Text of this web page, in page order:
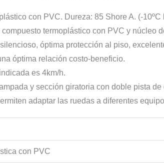
con PVC. Dureza: 85 Shore A. (-10ºC
termoplástico con PVC y núcleo
óptima protección al piso,
óptima relación costo-beneficio.
es 4km/h.
y sección giratoria con doble pista
adaptar las ruedas a diferentes
con PVC